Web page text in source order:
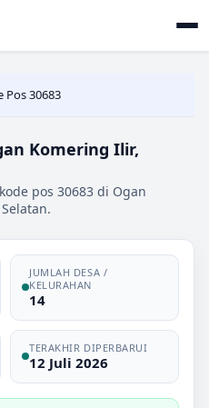
Pos 30683
Komering Ilir,
pos 30683 di Ogan
JUMLAH DESA /
KELURAHAN
14
TERAKHIR DIPERBARUI
12 Juli 2026